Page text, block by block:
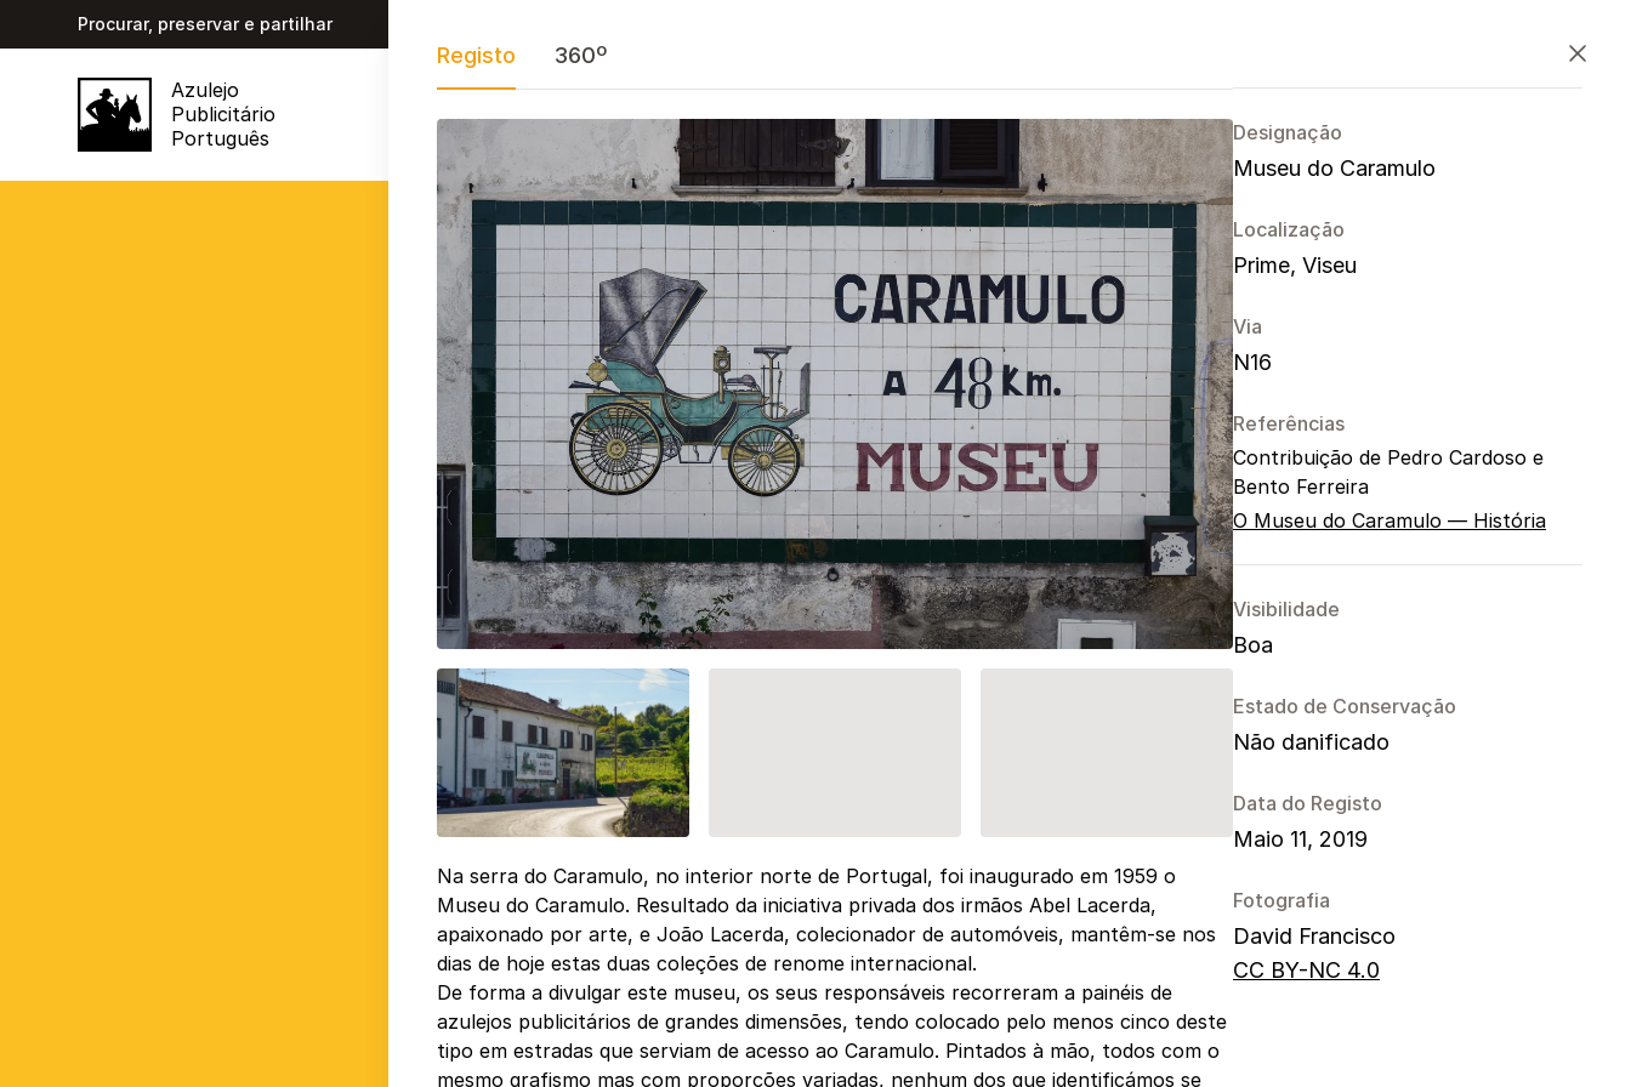
Procurar, preservar e partilhar
Azulejo
Publicitário
Português
InventárioSobreContribuirColaboraçõesContactosLoja
Fechar
Registo 360º
Na serra do Caramulo, no interior norte de Portugal, foi inaugurado em 1959 o
Museu do Caramulo. Resultado da iniciativa privada dos irmãos Abel Lacerda,
apaixonado por arte, e João Lacerda, colecionador de automóveis, mantêm-se nos
dias de hoje estas duas coleções de renome internacional.
De forma a divulgar este museu, os seus responsáveis recorreram a painéis de
azulejos publicitários de grandes dimensões, tendo colocado pelo menos cinco deste
tipo em estradas que serviam de acesso ao Caramulo. Pintados à mão, todos com o
mesmo grafismo mas com proporções variadas, nenhum dos que identificámos se
Designação
Museu do Caramulo
Localização
Prime, Viseu
Via
N16
Referências
Contribuição de Pedro Cardoso e
Bento Ferreira
O Museu do Caramulo — História
Visibilidade
Boa
Estado de Conservação
Não danificado
Data do Registo
Maio 11, 2019
Fotografia
David Francisco
CC BY-NC 4.0